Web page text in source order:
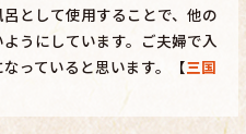
として使用することで、他の
うにしています。ご夫婦で入
っていると思います。【三国